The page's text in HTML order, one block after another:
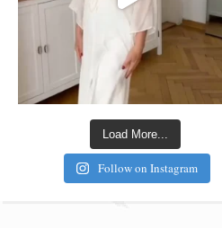
Load More...
Follow on Instagram